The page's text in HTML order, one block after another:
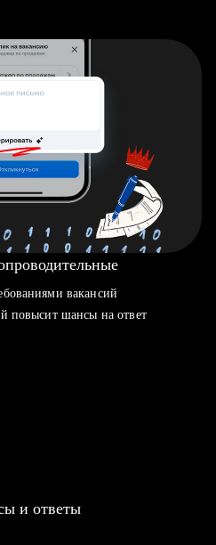
вакансий
повысит шансы на ответ
и ответы